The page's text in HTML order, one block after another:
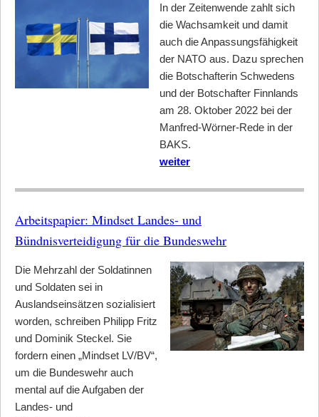
In der Zeitenwende zahlt sich
die Wachsamkeit und damit
auch die Anpassungsfähigkeit
der NATO aus. Dazu sprechen
die Botschafterin Schwedens
und der Botschafter Finnlands
am 28. Oktober 2022 bei der
Manfred-Wörner-Rede in der
BAKS.
weiter
Arbeitspapier: Mindset Landes- und
Bündnisverteidigung für die Bundeswehr
Die Mehrzahl der Soldatinnen
und Soldaten sei in
Auslandseinsätzen sozialisiert
worden, schreiben Philipp Fritz
und Dominik Steckel. Sie
fordern einen „Mindset LV/BV“,
um die Bundeswehr auch
mental auf die Aufgaben der
Landes- und